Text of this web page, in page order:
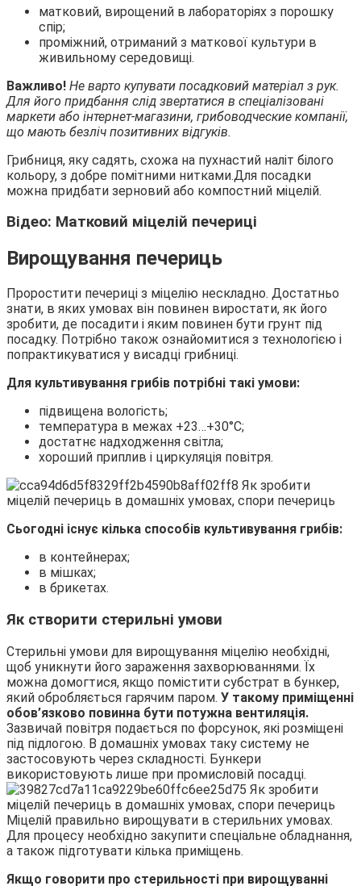
матковий, вирощений в лабораторіях з порошку
спір;
проміжний, отриманий з маткової культури в
живильному середовищі.
Важливо! Не варто купувати посадковий матеріал з рук.
Для його придбання слід звертатися в спеціалізовані
маркети або інтернет-магазини, грибоводческие компанії,
що мають безліч позитивних відгуків.
Грибниця, яку садять, схожа на пухнастий наліт білого
кольору, з добре помітними нитками.Для посадки
можна придбати зерновий або компостний міцелій.
Відео: Матковий міцелій печериці
Вирощування печериць
Проростити печериці з міцелію нескладно. Достатньо
знати, в яких умовах він повинен виростати, як його
зробити, де посадити і яким повинен бути грунт під
посадку. Потрібно також ознайомитися з технологією і
попрактикуватися у висадці грибниці.
Для культивування грибів потрібні такі умови:
підвищена вологість;
температура в межах +23…+30°С;
достатнє надходження світла;
хороший приплив і циркуляція повітря.
Сьогодні існує кілька способів культивування грибів:
в контейнерах;
в мішках;
в брикетах.
Як створити стерильні умови
Стерильні умови для вирощування міцелію необхідні,
щоб уникнути його зараження захворюваннями. Їх
можна домогтися, якщо помістити субстрат в бункер,
який обробляється гарячим паром. У такому приміщенні
обов’язково повинна бути потужна вентиляція.
Зазвичай повітря подається по форсунок, які розміщені
під підлогою. В домашніх умовах таку систему не
застосовують через складності. Бункери
використовують лише при промисловій посадці.
Міцелій правильно вирощувати в стерильних умовах.
Для процесу необхідно закупити спеціальне обладнання,
а також підготувати кілька приміщень.
Якщо говорити про стерильності при вирощуванні